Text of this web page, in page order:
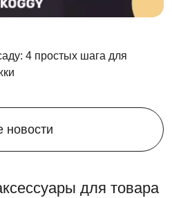
4 простых шага для
новости
для товара